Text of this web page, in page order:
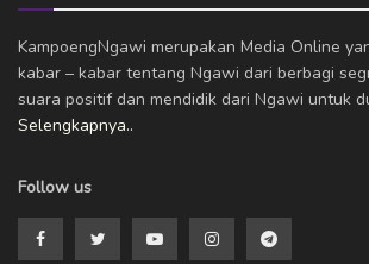
KampoengNgawi merupakan Media Online
kabar – kabar tentang Ngawi dari berbagi
suara positif dan mendidik dari Ngawi untuk
Selengkapnya..
Follow us